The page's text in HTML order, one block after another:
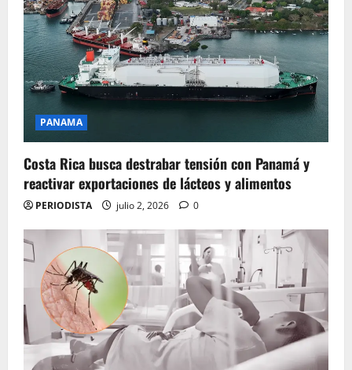
PANAMA
Costa Rica busca destrabar tensión con Panamá y
reactivar exportaciones de lácteos y alimentos
PERIODISTA julio 2, 2026 0